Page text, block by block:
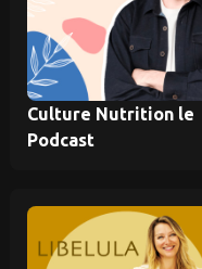
Culture Nutrition le
Podcast